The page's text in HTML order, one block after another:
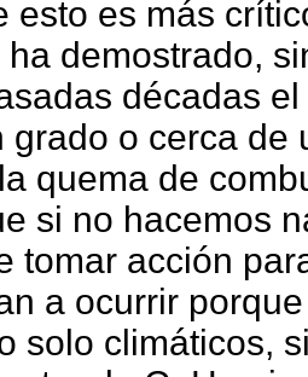
esto es más
demostrado,
décadas
grado o cerca de
quema de
si no hacemos
tomar acción
a ocurrir
solo climáticos,